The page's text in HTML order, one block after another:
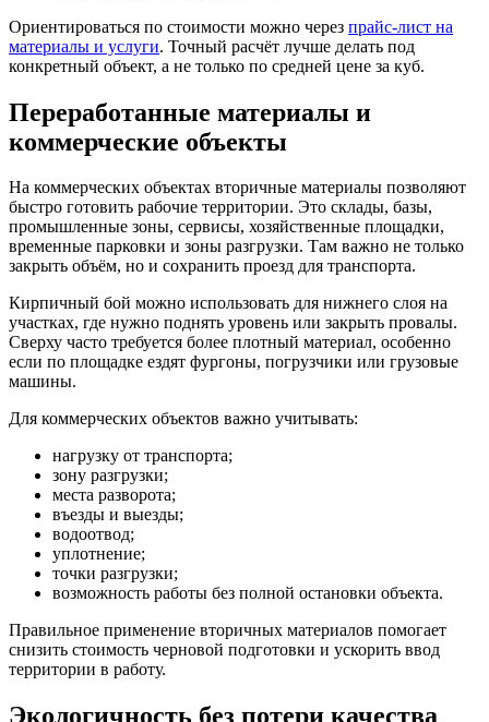
Ориентироваться по стоимости можно через прайс-лист на
материалы и услуги. Точный расчёт лучше делать под
конкретный объект, а не только по средней цене за куб.
Переработанные материалы и
коммерческие объекты
На коммерческих объектах вторичные материалы позволяют
быстро готовить рабочие территории. Это склады, базы,
промышленные зоны, сервисы, хозяйственные площадки,
временные парковки и зоны разгрузки. Там важно не только
закрыть объём, но и сохранить проезд для транспорта.
Кирпичный бой можно использовать для нижнего слоя на
участках, где нужно поднять уровень или закрыть провалы.
Сверху часто требуется более плотный материал, особенно
если по площадке ездят фургоны, погрузчики или грузовые
машины.
Для коммерческих объектов важно учитывать:
нагрузку от транспорта;
зону разгрузки;
места разворота;
въезды и выезды;
водоотвод;
уплотнение;
точки разгрузки;
возможность работы без полной остановки объекта.
Правильное применение вторичных материалов помогает
снизить стоимость черновой подготовки и ускорить ввод
территории в работу.
Экологичность без потери качества